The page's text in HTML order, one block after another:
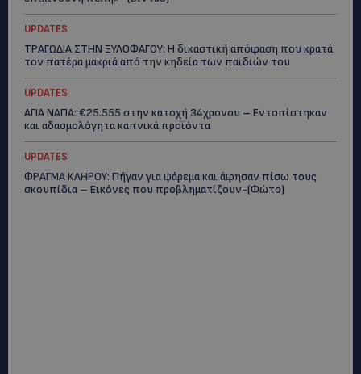
UPDATES
ΤΡΑΓΩΔΙΑ ΣΤΗΝ ΞΥΛΟΦΑΓΟΥ: Η δικαστική απόφαση που κρατά
τον πατέρα μακριά από την κηδεία των παιδιών του
UPDATES
ΑΓΙΑ ΝΑΠΑ: €25.555 στην κατοχή 34χρονου – Εντοπίστηκαν
και αδασμολόγητα καπνικά προϊόντα
UPDATES
ΦΡΑΓΜΑ ΚΛΗΡΟΥ: Πήγαν για ψάρεμα και άφησαν πίσω τους
σκουπίδια – Εικόνες που προβληματίζουν-(Φώτο)